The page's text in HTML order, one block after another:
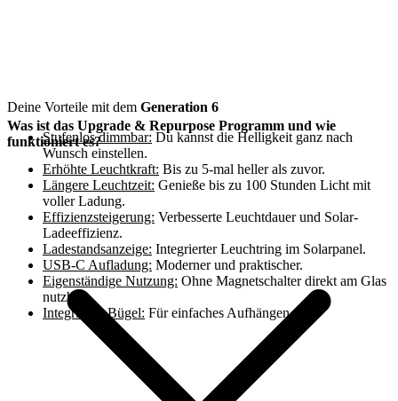
Deine Vorteile mit dem Generation 6
Stufenlos dimmbar: Du kannst die Helligkeit ganz nach
Wunsch einstellen.
Erhöhte Leuchtkraft: Bis zu 5-mal heller als zuvor.
Längere Leuchtzeit: Genieße bis zu 100 Stunden Licht mit
voller Ladung.
Effizienzsteigerung: Verbesserte Leuchtdauer und Solar-
Ladeeffizienz.
Ladestandsanzeige: Integrierter Leuchtring im Solarpanel.
USB-C Aufladung: Moderner und praktischer.
Eigenständige Nutzung: Ohne Magnetschalter direkt am Glas
nutzbar.
Integrierter Bügel: Für einfaches Aufhängen.
Was ist das Upgrade & Repurpose Programm und wie
funktioniert es?